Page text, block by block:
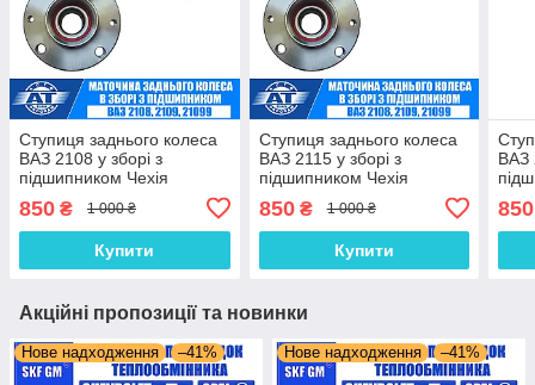
Ступиця заднього колеса
ВАЗ 2108 у зборі з
підшипником Чехія
850 ₴ 1 000 ₴
Купити
Ступиця заднього колеса
ВАЗ 2115 у зборі з
підшипником Чехія
850₴ 1 000 ₴
Купити
ВАЗ
850
Акційні пропозиції та новинки
Нове надходження –41% Нове надходження –41%